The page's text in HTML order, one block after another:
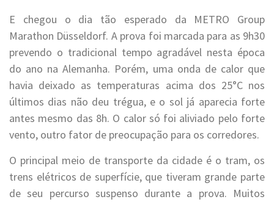
E chegou o dia tão esperado da METRO Group
Marathon Düsseldorf. A prova foi marcada para as 9h30
prevendo o tradicional tempo agradável nesta época
do ano na Alemanha. Porém, uma onda de calor que
havia deixado as temperaturas acima dos 25°C nos
últimos dias não deu trégua, e o sol já aparecia forte
antes mesmo das 8h. O calor só foi aliviado pelo forte
vento, outro fator de preocupação para os corredores.
O principal meio de transporte da cidade é o tram, os
trens elétricos de superfície, que tiveram grande parte
de seu percurso suspenso durante a prova. Muitos